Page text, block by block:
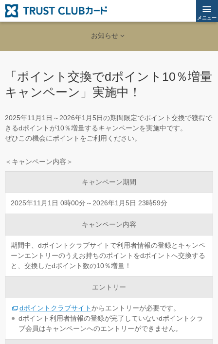
メニュー
お知らせ
「ポイント交換でdポイント10％増量
キャンペーン」実施中！
2025年11月1日～2026年1月5日の期間限定でポイント交換で獲得で
きるdポイントが10％増量するキャンペーンを実施中です。
ぜひこの機会にポイントをご利用ください。
＜キャンペーン内容＞
キャンペーン期間
2025年11月1日 0時00分～2026年1月5日 23時59分
キャンペーン内容
期間中、dポイントクラブサイトで利用者情報の登録とキャンペ
ーンエントリーのうえお持ちのポイントをdポイントへ交換する
と、交換したdポイント数の10％増量！
エントリー
dポイントクラブサイト からエントリーが必要です。
dポイント利用者情報の登録が完了していないdポイントクラ
ブ会員はキャンペーンへのエントリーができません。